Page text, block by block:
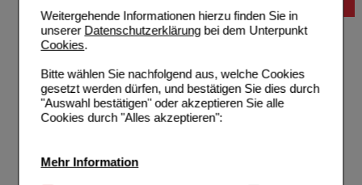
Weitergehende Informationen hierzu finden Sie in
unserer Datenschutzerklärungbei dem Unterpunkt
Cookies.
Bitte wählen Sie nachfolgend aus, welche Cookies
gesetzt werden dürfen, und bestätigen Sie dies durch
"Auswahl bestätigen" oder akzeptieren Sie alle
Cookies durch "Alles akzeptieren":
Mehr Information
Hilfe zur Anmeldung
Rezepte einlösen
Freiumschläge anfordern
Freiumschläge downloaden
Auslandsbestellung